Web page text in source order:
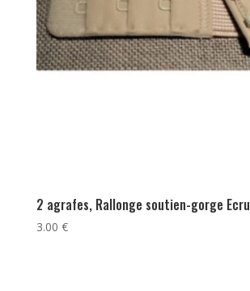
2 agrafes, Rallonge soutien-gorge Ecru
3.00 €